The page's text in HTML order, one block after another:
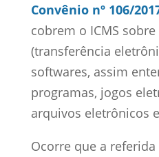
Convênio nº 106/
cobrem o ICMS
(transferência
softwares, assim
programas, jogos
arquivos eletrônicos
Ocorre que a